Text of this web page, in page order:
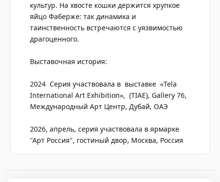
культур. На хвосте кошки держится хрупкое
яйцо Фаберже: так динамика и
таинственность встречаются с уязвимостью
драгоценного.
Выставочная история:
2024 Серия участвовала в выставке «Tela
International Art Exhibition», (TIAE), Gallery 76,
Международный Арт Центр, Дубай, ОАЭ
2026, апрель, серия участвовала в ярмарке
"Арт Россия", гостиный двор, Москва, Россия